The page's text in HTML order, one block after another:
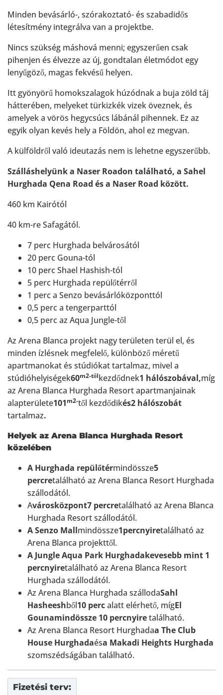
Minden bevásárló-, szórakoztató- és szabadidős
létesítmény integrálva van a projektbe.
Nincs szükség máshová menni; egyszerűen csak
pihenjen és élvezze az új, gondtalan életmódot egy
lenyűgöző, magas fekvésű helyen.
Itt gyönyörű homokszalagok húzódnak a buja zöld táj
hátterében, melyeket türkizkék vizek öveznek, és
amelyek a vörös hegycsúcs lábánál pihennek. Ez az
egyik olyan kevés hely a Földön, ahol ez megvan.
A külföldről való ideutazás nem is lehetne egyszerűbb.
Szálláshelyünk a Naser Roadon található, a Sahel
Hurghada Qena Road és a Naser Road között.
460 km Kairótól
40 km-re Safagától.
7 perc Hurghada belvárosától
20 perc Gouna-tól
10 perc Shael Hashish-tól
5 perc Hurghada repülőtérről
1 perc a Senzo bevásárlóközponttól
0,5 perc a tengerparttól
0,5 perc az Aqua Jungle-től
Az Arena Blanca projekt nagy területen terül el, és
minden ízlésnek megfelelő, különböző méretű
apartmanokat és stúdiókat tartalmaz, mivel a
stúdióhelyiségek60m2-tőlkezdődnek1 hálószobával,míg
az Arena Blanca Hurghada Resort apartmanjainak
alapterülete101m2-től kezdődikés2 hálószobát
tartalmaz.
Helyek az Arena Blanca Hurghada Resort
közelében
A Hurghada repülőtérmindössze5
percretalálható az Arena Blanca Resort Hurghada
szállodától.
Avárosközpont7 percretalálható az Arena Blanca
Hurghada Resort szállodától.
A Senzo Mallmindössze1percnyiretalálható az
Arena Blanca projekttől.
A Jungle Aqua Park Hurghadakevesebb mint 1
percnyiretalálható az Arena Blanca Resort
Hurghada szállodától.
Az Arena Blanca Hurghada szállodaSahl
Hasheeshből10 percalatt elérhető, mígEl
Gounamindössze 10 percnyiretalálható.
Az Arena Blanca Resort Hurghadaa The Club
House Hurghadaésa Makadi Heights Hurghada
szomszédságában található.
Fizetési terv: